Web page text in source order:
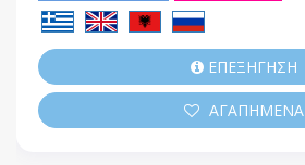
ΕΠΕΞΗΓΗΣΗ
ΑΓΑΠΗΜΕΝΑ